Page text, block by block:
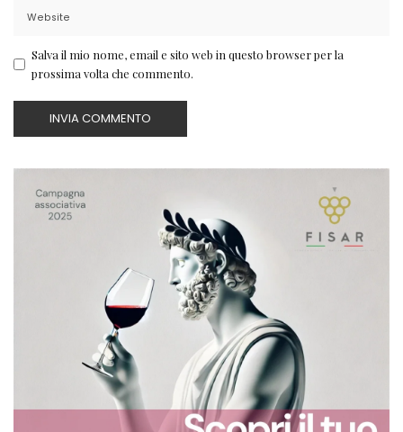
Salva il mio nome, email e sito web in questo browser per la
prossima volta che commento.